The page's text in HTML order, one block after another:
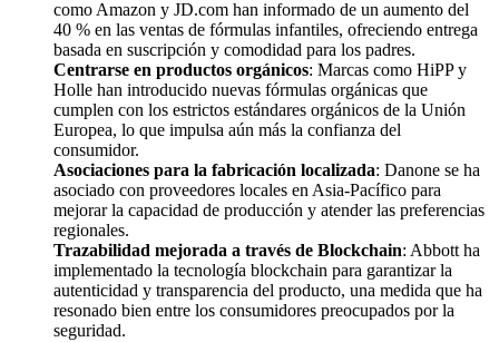
como Amazon y JD.com han informado de un aumento del
40 % en las ventas de fórmulas infantiles, ofreciendo entrega
basada en suscripción y comodidad para los padres.
Centrarse en productos orgánicos: Marcas como HiPP y
Holle han introducido nuevas fórmulas orgánicas que
cumplen con los estrictos estándares orgánicos de la Unión
Europea, lo que impulsa aún más la confianza del
consumidor.
Asociaciones para la fabricación localizada: Danone se ha
asociado con proveedores locales en Asia-Pacífico para
mejorar la capacidad de producción y atender las preferencias
regionales.
Trazabilidad mejorada a través de Blockchain: Abbott ha
implementado la tecnología blockchain para garantizar la
autenticidad y transparencia del producto, una medida que ha
resonado bien entre los consumidores preocupados por la
seguridad.